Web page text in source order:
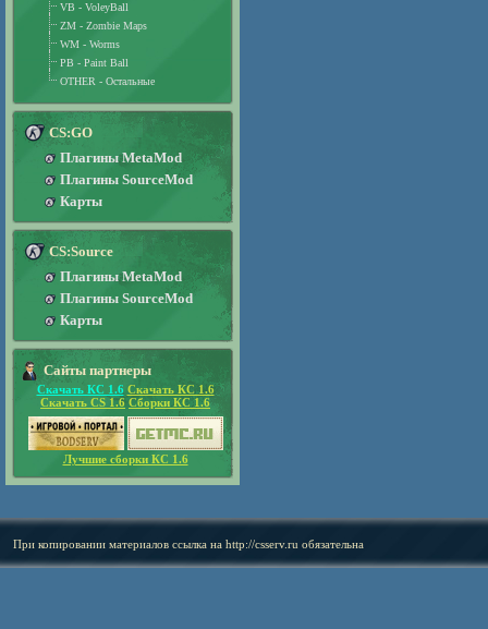
VB - VoleyBall
ZM - Zombie Maps
WM - Worms
PB - Paint Ball
OTHER - Остальные
CS:GO
Плагины MetaMod
Плагины SourceMod
Карты
CS:Source
Плагины MetaMod
Плагины SourceMod
Карты
Сайты партнеры
Скачать КС 1.6 Скачать КС 1.6
Скачать CS 1.6 Сборки КС 1.6
Лучшие сборки КС 1.6
При копировании материалов ссылка на http://csserv.ru обязательна